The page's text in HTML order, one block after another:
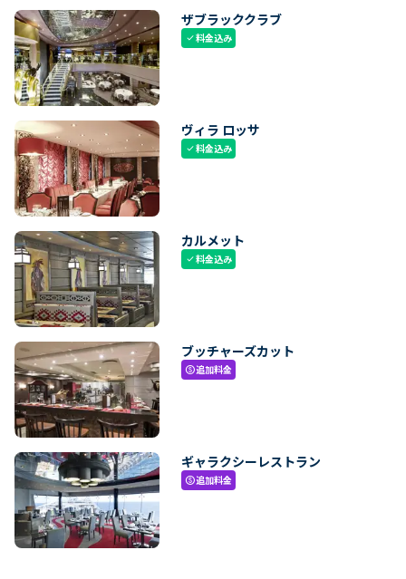
ザブラッククラブ
check料金込み
ヴィラ ロッサ
check料金込み
カルメット
check料金込み
ブッチャーズカット
paid追加料金
ギャラクシーレストラン
paid追加料金